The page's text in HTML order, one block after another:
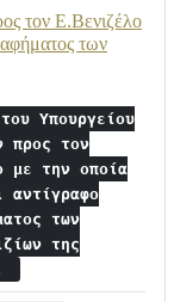
τον Ε.Βενιζέλο
των
Υπουργείου
προς τον
με την οποία
αντίγραφο
των
της